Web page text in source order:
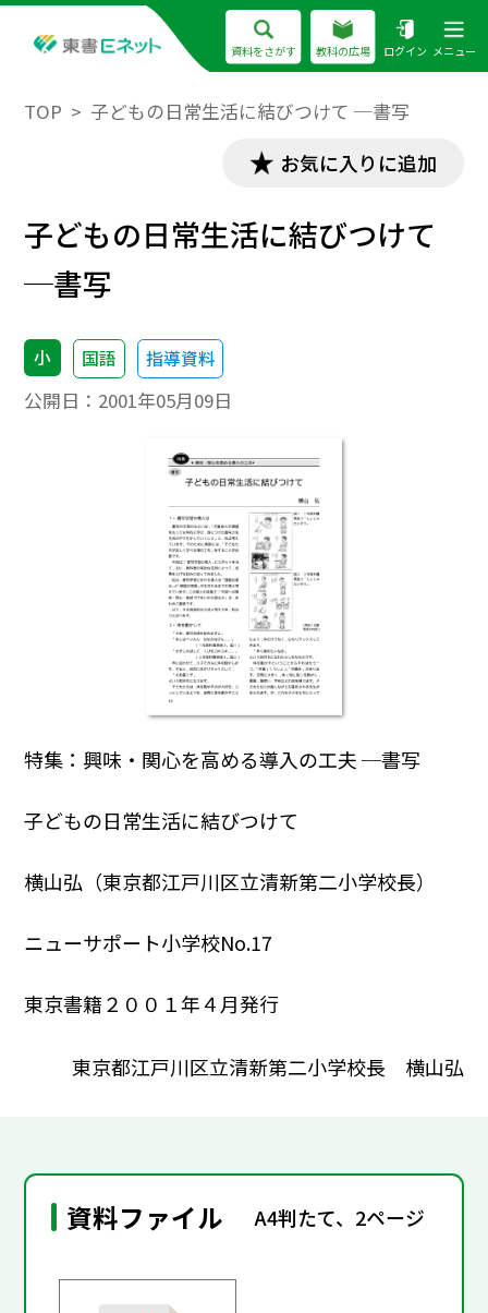
資料をさがす 教科の広場 ログイン メニュー
TOP 子どもの日常生活に結びつけて ─書写
お気に入りに追加
子どもの日常生活に結びつけて
─書写
小 国語 指導資料
公開日： 2001年05月09日
特集：興味・関心を高める導入の工夫 ─書写
子どもの日常生活に結びつけて
横山弘（東京都江戸川区立清新第二小学校長）
ニューサポート小学校No.17
東京書籍２００１年４月発行
東京都江戸川区立清新第二小学校長 横山弘
資料ファイル A4判たて、2ページ